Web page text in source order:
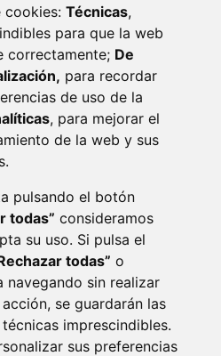
cookies: Técnicas,
para que la web
correctamente; De
para recordar
de uso de la
, para mejorar el
de la web y sus
pulsando el botón
todas” consideramos
su uso. Si pulsa el
todas” o
navegando sin realizar
se guardarán las
imprescindibles.
sus preferencias
- ARAGÓN (ESPAÑA)
400 700 ·
LEGAL
DE DATOS
DE COOKIES
ENLACE EXTERNO AL